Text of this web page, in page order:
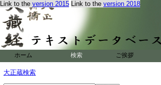
Link to the version 2015 Link to the version 2018
ホーム 検索 ご挨拶
大正蔵検索